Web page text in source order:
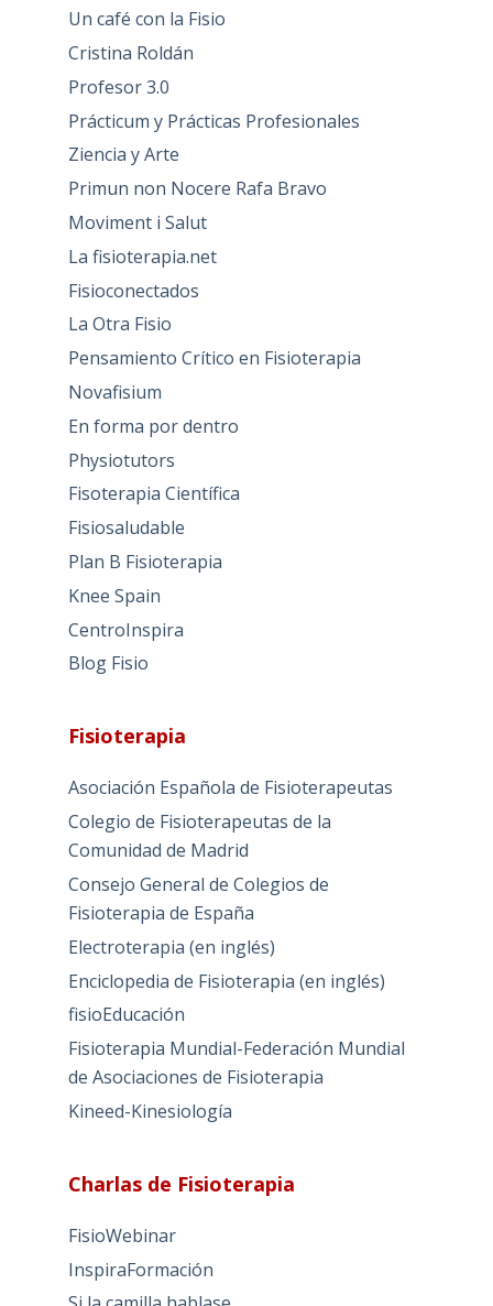
Un café con la Fisio
Cristina Roldán
Profesor 3.0
Prácticum y Prácticas Profesionales
Ziencia y Arte
Primun non Nocere Rafa Bravo
Moviment i Salut
La fisioterapia.net
Fisioconectados
La Otra Fisio
Pensamiento Crítico en Fisioterapia
Novafisium
En forma por dentro
Physiotutors
Fisoterapia Científica
Fisiosaludable
Plan B Fisioterapia
Knee Spain
CentroInspira
Blog Fisio
Fisioterapia
Asociación Española de Fisioterapeutas
Colegio de Fisioterapeutas de la
Comunidad de Madrid
Consejo General de Colegios de
Fisioterapia de España
Electroterapia (en inglés)
Enciclopedia de Fisioterapia (en inglés)
fisioEducación
Fisioterapia Mundial-Federación Mundial
de Asociaciones de Fisioterapia
Kineed-Kinesiología
Charlas de Fisioterapia
FisioWebinar
InspiraFormación